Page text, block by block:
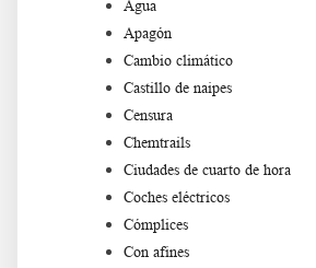
Agua
Apagón
Cambio climático
Castillo de naipes
Censura
Chemtrails
Ciudades de cuarto de hora
Coches eléctricos
Cómplices
Con afines